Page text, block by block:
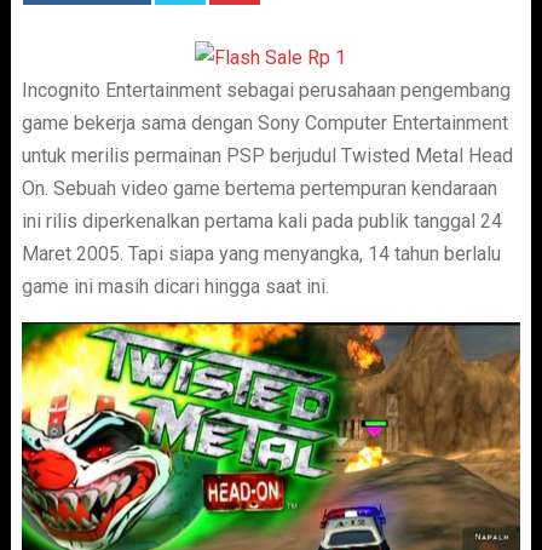
Incognito Entertainment sebagai perusahaan pengembang
game bekerja sama dengan Sony Computer Entertainment
untuk merilis permainan PSP berjudul Twisted Metal Head
On. Sebuah video game bertema pertempuran kendaraan
ini rilis diperkenalkan pertama kali pada publik tanggal 24
Maret 2005. Tapi siapa yang menyangka, 14 tahun berlalu
game ini masih dicari hingga saat ini.